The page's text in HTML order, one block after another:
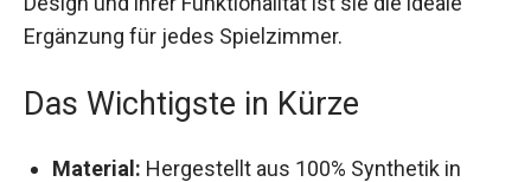
die ideale Ergänzung für jedes Spielzimmer.
Das Wichtigste in Kürze